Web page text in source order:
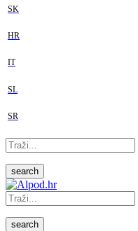
SK
HR
IT
SL
SR
search
search